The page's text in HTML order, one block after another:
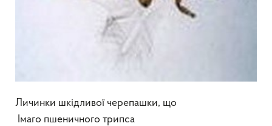
Личинки шкідливої черепашки, що
Імаго пшеничного трипса